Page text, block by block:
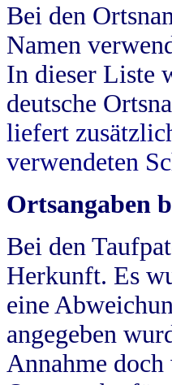
Bei den
Namen
In dieser Liste
deutsche
liefert
verwendeten
Ortsangaben
Bei den
Herkunft. Es
eine
angegeben
Annahme